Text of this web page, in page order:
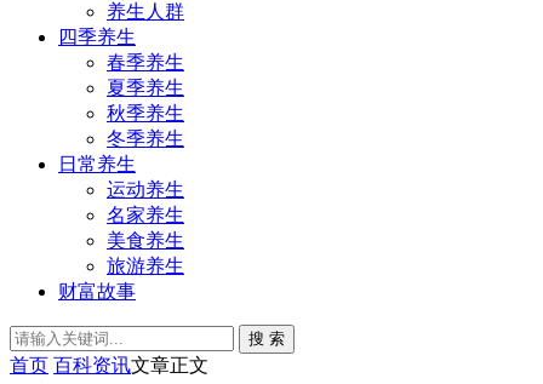
养生人群
四季养生
春季养生
夏季养生
秋季养生
冬季养生
日常养生
运动养生
名家养生
美食养生
旅游养生
财富故事
搜 索
首页 百科资讯文章正文